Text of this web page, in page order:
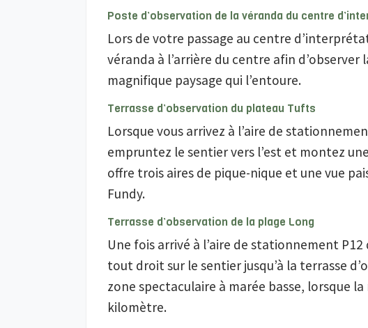
Poste d’observation de la véranda du centre
Lors de votre passage au centre
véranda à l’arrière du centre afin d’observer
magnifique paysage qui l’entoure.
Terrasse d’observation du plateau Tufts
Lorsque vous arrivez à l’aire de
empruntez le sentier vers l’est et montez
offre trois aires de pique-nique et une vue
Fundy.
Terrasse d’observation de la plage Long
Une fois arrivé à l’aire de stationnement
tout droit sur le sentier jusqu’à la terrasse
zone spectaculaire à marée basse, lorsque
kilomètre.